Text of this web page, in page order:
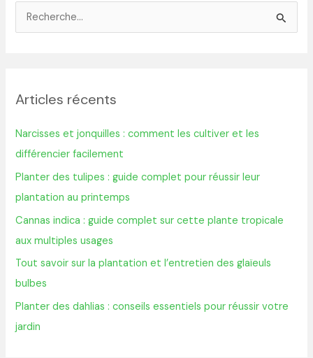
e
c
h
e
r
:
Articles récents
Narcisses et jonquilles : comment les cultiver et les
différencier facilement
Planter des tulipes : guide complet pour réussir leur
plantation au printemps
Cannas indica : guide complet sur cette plante tropicale
aux multiples usages
Tout savoir sur la plantation et l’entretien des glaïeuls
bulbes
Planter des dahlias : conseils essentiels pour réussir votre
jardin